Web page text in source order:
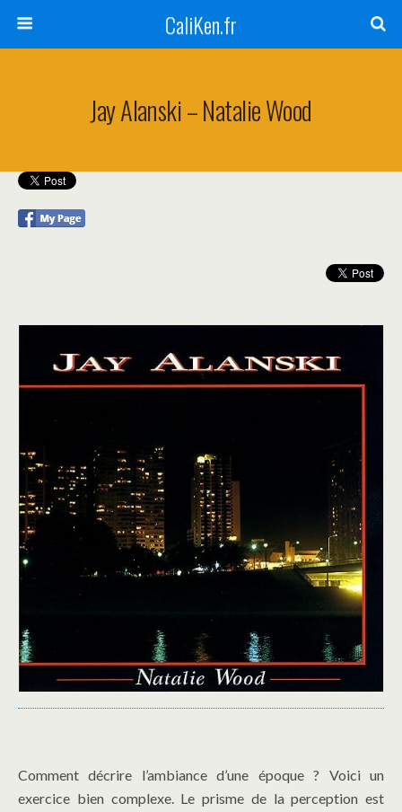
CaliKen.fr
Jay Alanski – Natalie Wood
Comment décrire l’ambiance d’une époque ? Voici un
exercice bien complexe. Le prisme de la perception est